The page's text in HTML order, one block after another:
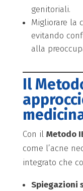
genitoriali.
Migliorare la
evitando
alla
Il
Con il Metodo
come l’acne
integrato che
Spiegazioni